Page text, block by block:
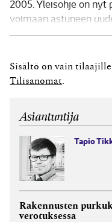
2005. Yleisohje on nyt
voimaan astuneen
(1599/2009)
artikkelissa
7.12.2010 julkaistussa
muutoksia ovat oman
Sisältö on vain tilaajille.
Tilisanomat
Asiantuntija
Tapio
Rakennusten
verotuksessa